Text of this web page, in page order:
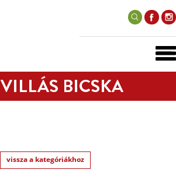
BICSKA
vissza a kategóriákhoz